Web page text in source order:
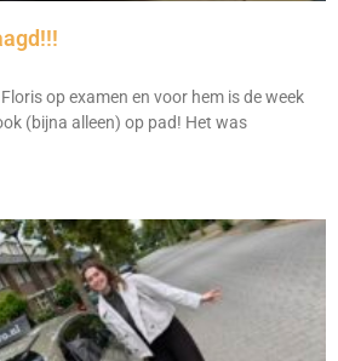
op examen en voor hem is de week
(bijna alleen) op pad! Het was